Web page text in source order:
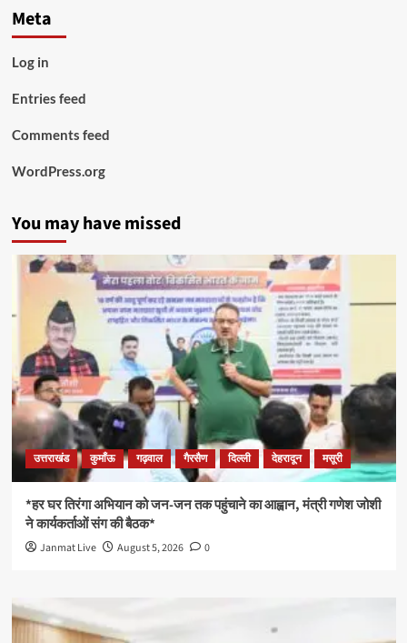
Meta
Log in
Entries feed
Comments feed
WordPress.org
You may have missed
उत्तराखंड कुमाँऊ गढ़वाल गैरसैण दिल्ली देहरादून मसूरी
*हर घर तिरंगा अभियान को जन-जन तक पहुंचाने का आह्वान, मंत्री गणेश जोशी
ने कार्यकर्ताओं संग की बैठक*
Janmat Live August 5, 2026 0